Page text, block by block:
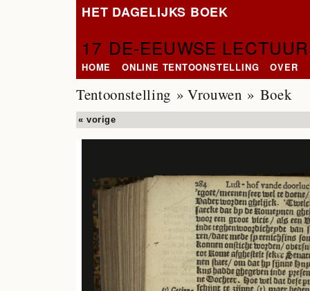
HET DAGELIJKS BOEK
17 DE-EEUWSE
HOME ONLINE TENTOONSTELLING OVER
Tentoonstelling » Vrouwen » Boek
« vorige